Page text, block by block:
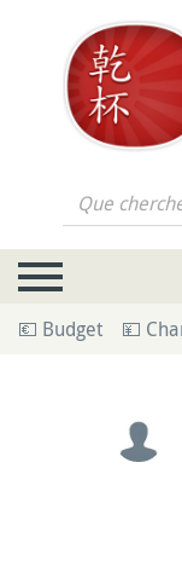
Que
💶 Budget 💴